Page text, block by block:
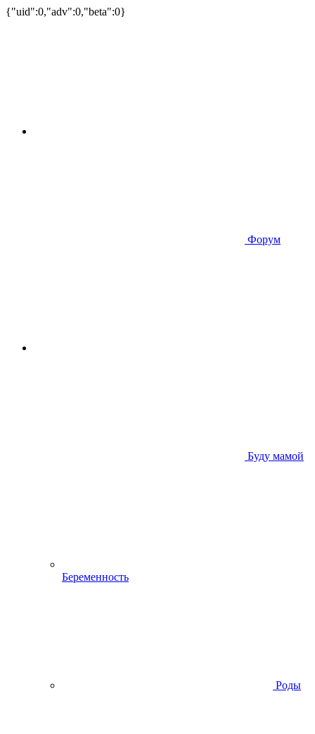
{"uid":0,"adv":0,"beta":0}
Форум
Буду мамой
Беременность
Роды